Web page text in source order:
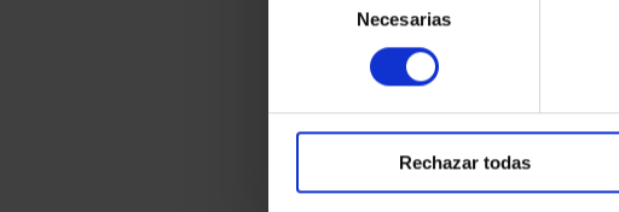
consentimiento
Necesarias
Rechazar todas
museos
Debido a las nuevas
contención de la COVID-
conciertos y las